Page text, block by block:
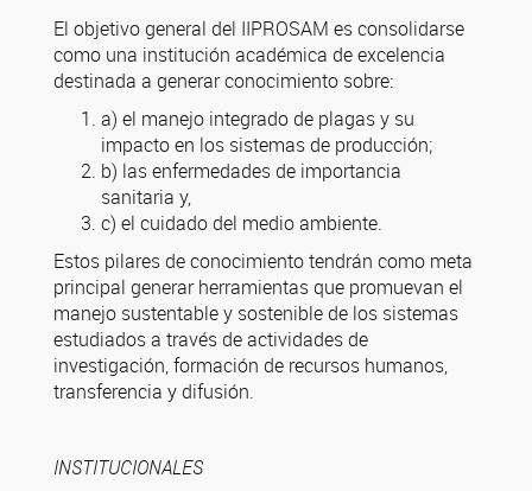
El objetivo general del IIPROSAM es consolidarse
como una institución académica de excelencia
destinada a generar conocimiento sobre:
a) el manejo integrado de plagas y su
impacto en los sistemas de producción;
b) las enfermedades de importancia
sanitaria y,
c) el cuidado del medio ambiente.
Estos pilares de conocimiento tendrán como meta
principal generar herramientas que promuevan el
manejo sustentable y sostenible de los sistemas
estudiados a través de actividades de
investigación, formación de recursos humanos,
transferencia y difusión.
INSTITUCIONALES